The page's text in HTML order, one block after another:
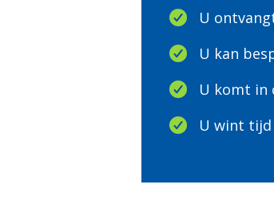
U
U kan
U komt in
U wint